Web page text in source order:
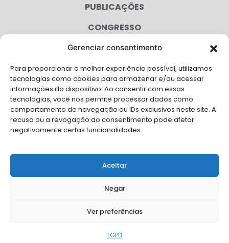
Gerenciar consentimento
Para proporcionar a melhor experiência possível, utilizamos
tecnologias como cookies para armazenar e/ou acessar
informações do dispositivo. Ao consentir com essas
tecnologias, você nos permite processar dados como
comportamento de navegação ou IDs exclusivos neste site. A
recusa ou a revogação do consentimento pode afetar
negativamente certas funcionalidades.
Aceitar
Negar
Ver preferências
LGPD
PUBLICAÇÕES
CONGRESSO
AGENDA
CAMPANHAS
SERVIÇOS
FILIADAS
LGPD
FALE CONOSCO
Solicite Apoio Institucional da AMB para o seu evento